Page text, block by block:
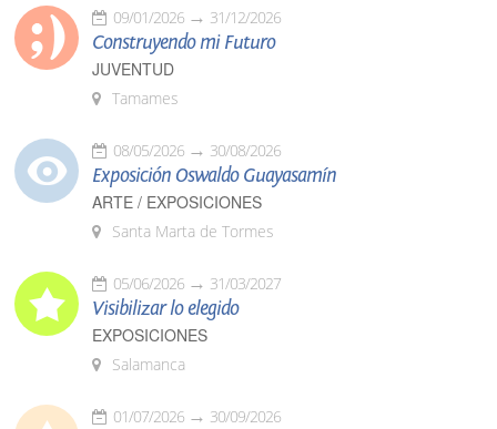
09/01/2026 31/12/2026
Construyendo mi Futuro
JUVENTUD
Tamames
08/05/2026 30/08/2026
Exposición Oswaldo Guayasamín
ARTE / EXPOSICIONES
Santa Marta de Tormes
05/06/2026 31/03/2027
Visibilizar lo elegido
EXPOSICIONES
Salamanca
01/07/2026 30/09/2026